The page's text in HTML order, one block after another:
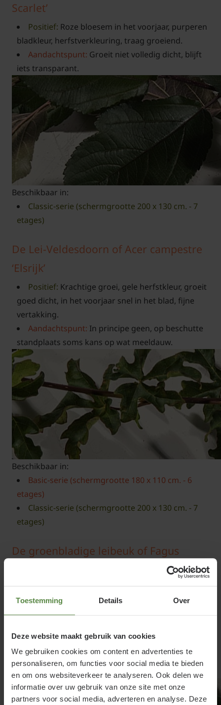
Toestemming Details Over
Deze website maakt gebruik van cookies
We gebruiken cookies om content en advertenties te
personaliseren, om functies voor social media te bieden
en om ons websiteverkeer te analyseren. Ook delen we
informatie over uw gebruik van onze site met onze
partners voor social media, adverteren en analyse. Deze
Scarlet’
Positief: Roze bloesem in het voorjaar, purperen
bladkleur, herfstverkleuring, traag groeiend.
Aandachtspunt: Groeit niet volledig dicht, blijft
iets transparant.
Beschikbaar in:
Classic-serie (schermgrootte 200 x 130 cm. - 7
etages)
De Lei-Veldesdoorn of Acer campestre
‘Elsrijk’
Positief: Krachtige groei, gele herfstkleur, groeit
goed dicht, in het voorjaar snel in het blad, fijne
vertakking.
Aandachtspunt: In principe geen, op beschutte
standplaats soms kans op wat meeldauw.
Beschikbaar in:
Basic-serie (schermgrootte 180 x 110 cm. - 6
etages)
Classic-serie (schermgrootte 200 x 130 cm. - 7
etages)
De groenbladige leibeuk of Fagus
Positief:Verdord blad blijft in de winter aan,
mooie herfstkleur, groeit goed dicht, fijne
vertakking, makkelijk in onderhoud.
ingewikkeld met jute tegen zonnebrand, op
beschutte plaatsen soms last van wolluis, valt in
een wat hogere prijsklasse.